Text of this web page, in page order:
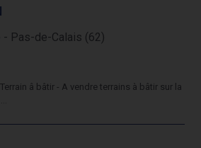
- Pas-de-Calais (62)
Terrain â bâtir - A vendre terrains à bâtir sur la